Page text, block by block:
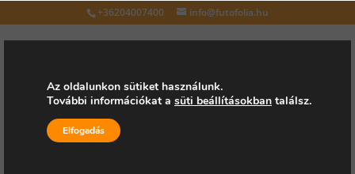
+36204007400 info@futofolia.hu
Válasszon oldalt
Az oldalunkon sütiket használunk.
További információkat a süti beállításokban találsz.
Elfogadás